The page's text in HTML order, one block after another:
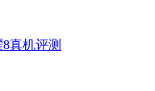
真机评测